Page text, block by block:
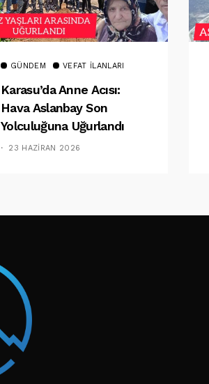
GÜNDEM VEFAT İLANLARI
Karasu’da Anne Acısı:
Hava Aslanbay Son
Yolculuğuna Uğurlandı
23 HAZIRAN 2026